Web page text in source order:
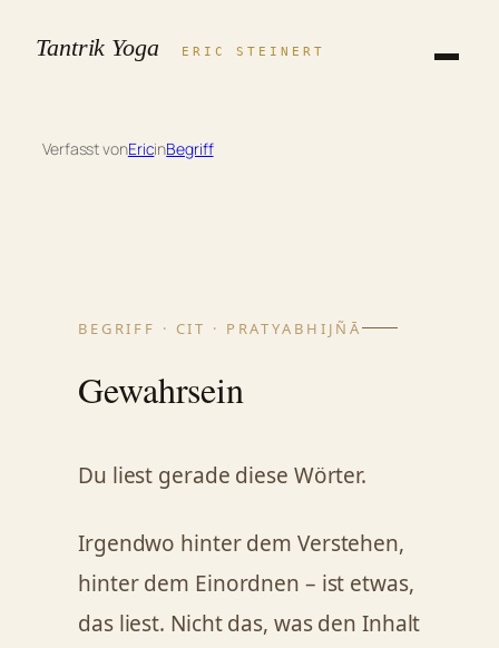
Inhalt
Tantrik Yoga ERIC STEINERT
Verfasst vonEricinBegriff
BEGRIFF · CIT · PRATYABHIJÑĀ
Gewahrsein
Du liest gerade diese Wörter.
Irgendwo hinter dem Verstehen,
hinter dem Einordnen – ist etwas,
das liest. Nicht das, was den Inhalt